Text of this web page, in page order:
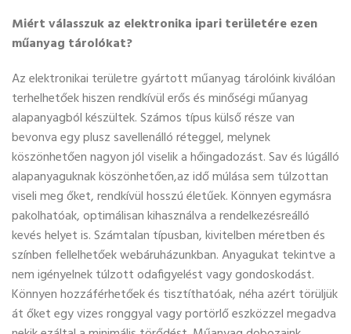
Miért válasszuk az elektronika ipari területére ezen
műanyag tárolókat?
Az elektronikai területre gyártott műanyag tárolóink kiválóan
terhelhetőek hiszen rendkívül erős és minőségi műanyag
alapanyagból készültek. Számos típus külső része van
bevonva egy plusz savellenálló réteggel, melynek
köszönhetően nagyon jól viselik a hőingadozást. Sav és lúgálló
alapanyaguknak köszönhetően,az idő múlása sem túlzottan
viseli meg őket, rendkívül hosszú életűek. Könnyen egymásra
pakolhatóak, optimálisan kihasználva a rendelkezésreálló
kevés helyet is. Számtalan típusban, kivitelben méretben és
színben fellelhetőek webáruházunkban. Anyagukat tekintve a
nem igényelnek túlzott odafigyelést vagy gondoskodást.
Könnyen hozzáférhetőek és tisztíthatóak, néha azért törüljük
át őket egy vizes ronggyal vagy portörlő eszközzel megadva